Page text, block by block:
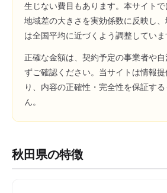
生じない費目もあります。本サイト
地域差の大きさを実効係数に反映し
は全国平均に近づくよう調整していま
正確な金額は、契約予定の事業者や
ずご確認ください。当サイトは情報
り、内容の正確性・完全性を保証す
ん。
秋田県の特徴